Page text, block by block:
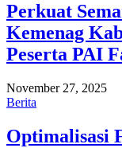
Perkuat
Kemenag
Peserta PAI
November 27, 2025
Berita
Optimalisasi